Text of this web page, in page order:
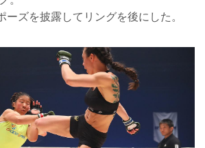
ーズを披露してリングを後にした。